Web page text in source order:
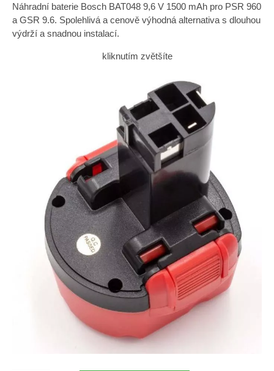
Náhradní baterie Bosch BAT048 9,6 V 1500 mAh pro PSR 960
a GSR 9.6. Spolehlivá a cenově výhodná alternativa s dlouhou
výdrží a snadnou instalací.
kliknutím zvětšíte